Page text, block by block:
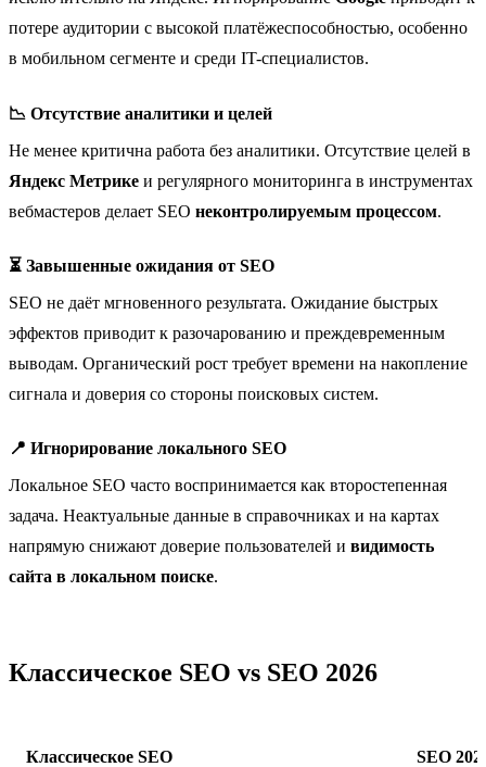
потере аудитории с высокой платёжеспособностью, особенно
в мобильном сегменте и среди IT-специалистов.
📉 Отсутствие аналитики и целей
Не менее критична работа без аналитики. Отсутствие целей в
Яндекс Метрике и регулярного мониторинга в инструментах
вебмастеров делает SEO неконтролируемым процессом.
⏳ Завышенные ожидания от SEO
SEO не даёт мгновенного результата. Ожидание быстрых
эффектов приводит к разочарованию и преждевременным
выводам. Органический рост требует времени на накопление
сигнала и доверия со стороны поисковых систем.
📍 Игнорирование локального SEO
Локальное SEO часто воспринимается как второстепенная
задача. Неактуальные данные в справочниках и на картах
напрямую снижают доверие пользователей и видимость
сайта в локальном поиске.
Классическое SEO vs SEO 2026
Классическое SEO SEO